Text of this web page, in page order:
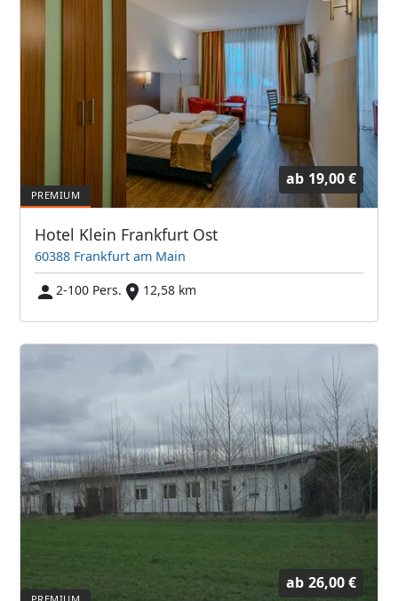
ab 19,00 €
Hotel Klein Frankfurt Ost
60388 Frankfurt am Main
2-100 Pers.
12,58 km
ab 26,00 €